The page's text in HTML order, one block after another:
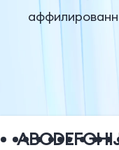
Компания
ABCDEFGHI